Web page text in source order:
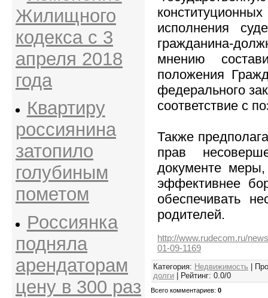
Жилищного
кодекса с 3
апреля 2018
года
Квартиру
россиянина
затопило
голубиным
пометом
Россиянка
подняла
арендаторам
цену в 300 раз
исполнения
гражданина-
мнению
положения
федерального
соответствие с
Также
прав
документе
эффективнее
обеспечивать
родителей.
http://www.rudecom.ru/
01-09-1169
Категория: Недвижимость
долги
Рейтинг: 0.0/0
Всего комментариев: 0